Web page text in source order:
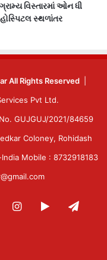
વિસ્તારમાં ઓન ધી
સ્થળાંતર
All Rights Reserved
Pvt Ltd.
GUJGUJ/2021/84659
Coloney, Rohidash
Mobile : 8732918183
Instagram
Google